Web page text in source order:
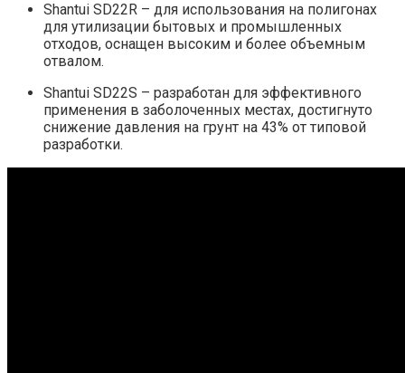
Shantui SD22R – для использования на полигонах
для утилизации бытовых и промышленных
отходов, оснащен высоким и более объемным
отвалом.
Shantui SD22S – разработан для эффективного
применения в заболоченных местах, достигнуто
снижение давления на грунт на 43% от типовой
разработки.